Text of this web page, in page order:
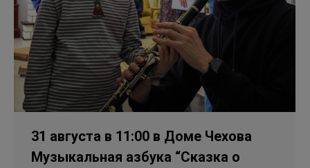
31 августа в 11:00 в Доме Чехова
Музыкальная азбука “Сказка о